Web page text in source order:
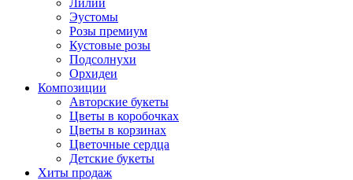
Лилии
Эустомы
Розы премиум
Кустовые розы
Подсолнухи
Орхидеи
Композиции
Авторские букеты
Цветы в коробочках
Цветы в корзинах
Цветочные сердца
Детские букеты
Хиты продаж